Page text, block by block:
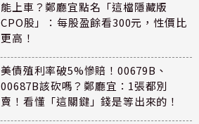
能上車？鄭廳宜點名「這檔隱藏版
CPO股」：每股盈餘看300元，性價比
更高！
美債殖利率破5%慘賠！00679B、
00687B該砍嗎？鄭廳宜：1張都別
賣！看懂「這關鍵」錢是等出來的！